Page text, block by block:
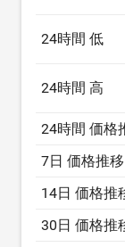
24時間 低
24時間 高
24時間 価格
7日 価格推移
14日 価格推
30日 価格推